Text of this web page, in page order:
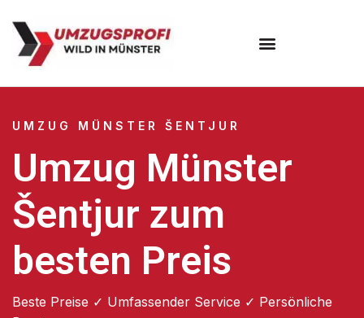
UMZUG MÜNSTER ŠENTJUR
Umzug Münster
Šentjur zum
besten Preis
Beste Preise ✓ Umfassender Service ✓ Persönliche